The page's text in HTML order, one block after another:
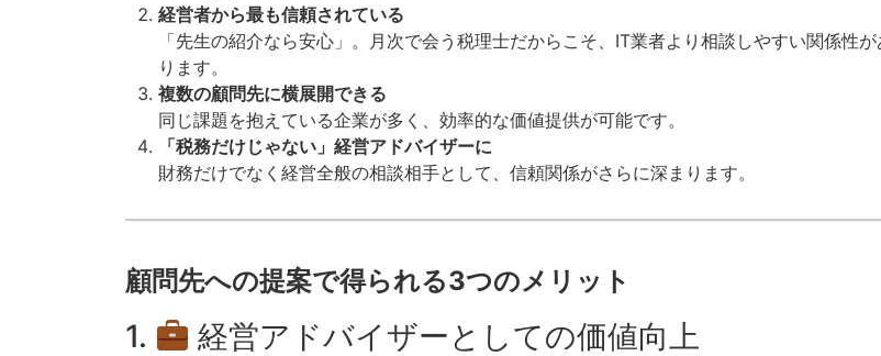
経営者から最も信頼されている
「先生の紹介なら安心」。月次で会う税理士だからこそ、IT業者より相談しやすい関係性が
ります。
複数の顧問先に横展開できる
同じ課題を抱えている企業が多く、効率的な価値提供が可能です。
「税務だけじゃない」経営アドバイザーに
財務だけでなく経営全般の相談相手として、信頼関係がさらに深まります。
顧問先への提案で得られる3つのメリット
1. 経営アドバイザーとしての価値向上